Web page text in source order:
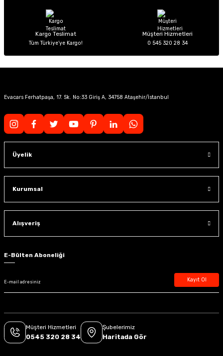
Kargo Teslimat
Tüm Türkiye’ye Kargo!
Müşteri Hizmetleri
0 545 320 28 34
Evacars Ferhatpaşa, 17. Sk. No:33 Giriş A, 34758 Ataşehir/İstanbul
Üyelik
Kurumsal
Alışveriş
E-Bülten Aboneliği
Kayıt Ol
Müşteri Hizmetleri
0545 320 28 34
Şubelerimiz
Haritada Gör